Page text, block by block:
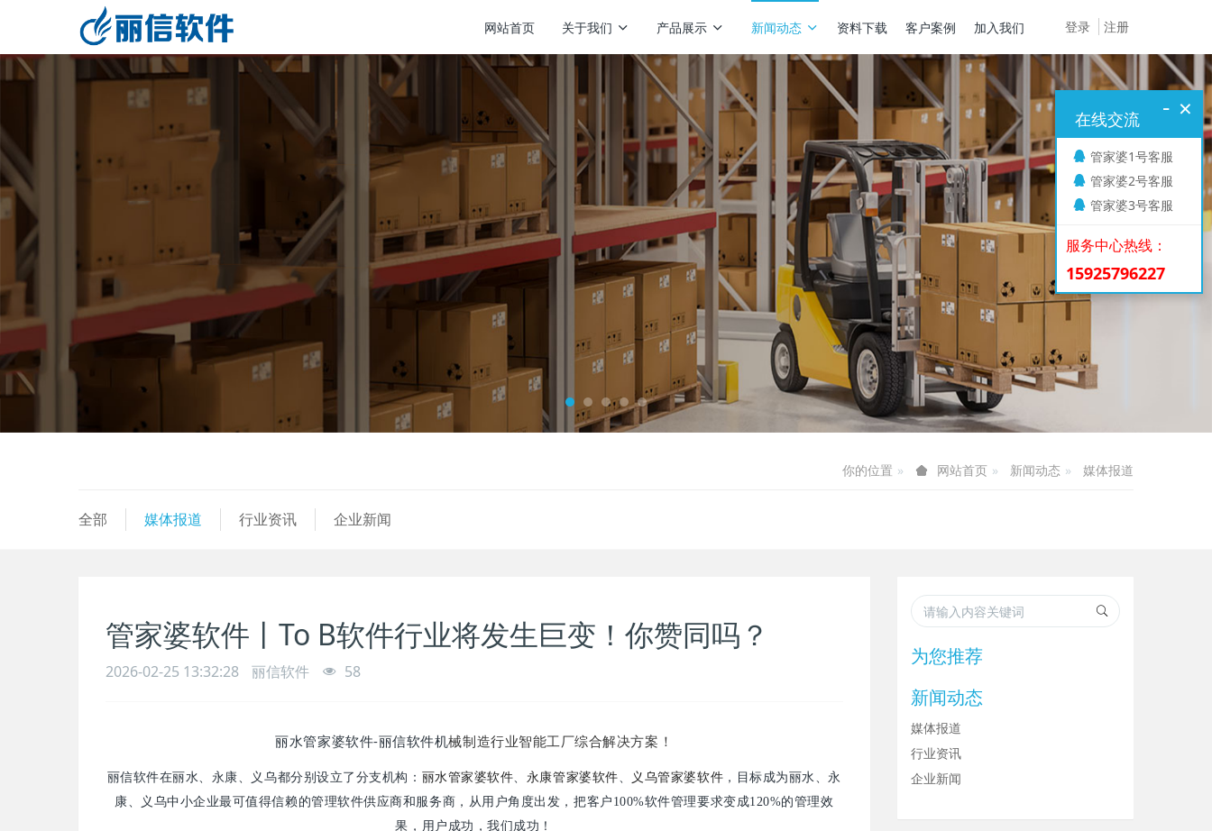
登录 注册
网站首页 关于我们 产品展示 新闻动态 资料下载 客户案例 加入我们
你的位置 网站首页 新闻动态 媒体报道
全部 媒体报道 行业资讯 企业新闻
管家婆软件丨To B软件行业将发生巨变！你赞同吗？
2026-02-25 13:32:28 丽信软件 58
丽水管家婆软件-丽信软件机械制造行业智能工厂综合解决方案！
丽信软件在丽水、永康、义乌都分别设立了分支机构： 丽水管家婆软件、 永康管家婆软件、 义乌管家婆软件 ，目标成为丽水、永
康、义乌中小企业最可值得信赖的管理软件供应商和服务商，从用户角度出发，把客户100%软件管理要求变成120%的管理效
果，用户成功，我们成功！
为您推荐
新闻动态
媒体报道
行业资讯
企业新闻
×
-
在线交流
管家婆1号客服
管家婆2号客服
管家婆3号客服
服务中心热线：
15925796227